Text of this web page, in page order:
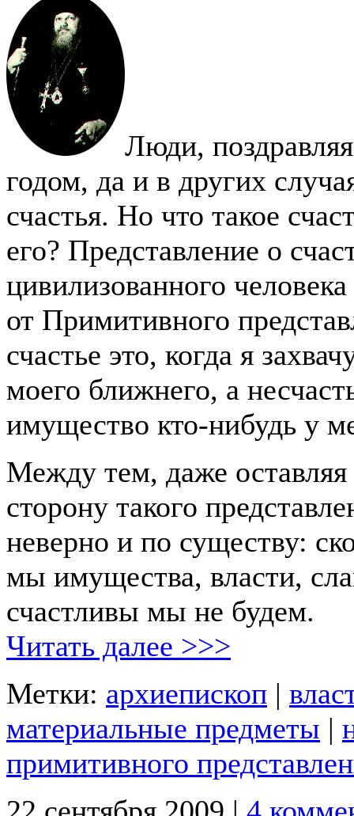
Люди,
годом, да и в других
счастья. Но что такое
его? Представление о
цивилизованного
от Примитивного
счастье это, когда я
моего ближнего, а
имущество кто-нибудь у
Между тем, даже
сторону такого
неверно и по существу:
мы имущества, власти,
счастливы мы не будем.
Читать далее >>>
Метки: архиепископ |
материальные предметы |
примитивного